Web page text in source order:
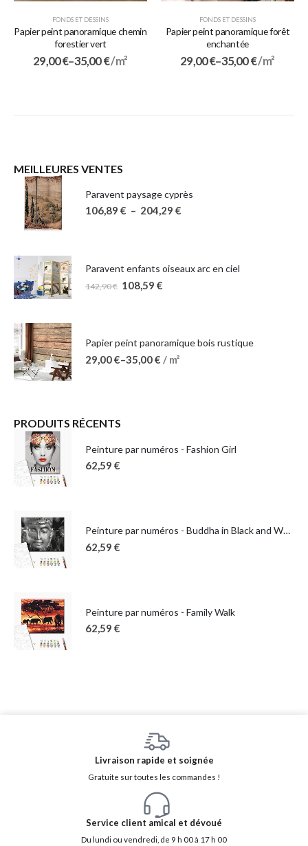
FONDS ET DESSINS
Papier peint panoramique chemin
forestier vert
29,00€–35,00€/ m²
FONDS ET DESSINS
Papier peint panoramique forêt
enchantée
29,00€–35,00€/ m²
MEILLEURES VENTES
Paravent paysage cyprès
106,89 € – 204,29 €
Paravent enfants oiseaux arc en ciel
142,90€ 108,59 €
Papier peint panoramique bois rustique
29,00€–35,00€ / m²
PRODUITS RÉCENTS
Peinture par numéros - Fashion Girl
62,59 €
Peinture par numéros - Buddha in Black and White
62,59 €
Peinture par numéros - Family Walk
62,59 €
Livraison rapide et soignée
Gratuite sur toutes les commandes !
Service client amical et dévoué
Du lundi ou vendredi, de 9 h 00 à 17 h 00